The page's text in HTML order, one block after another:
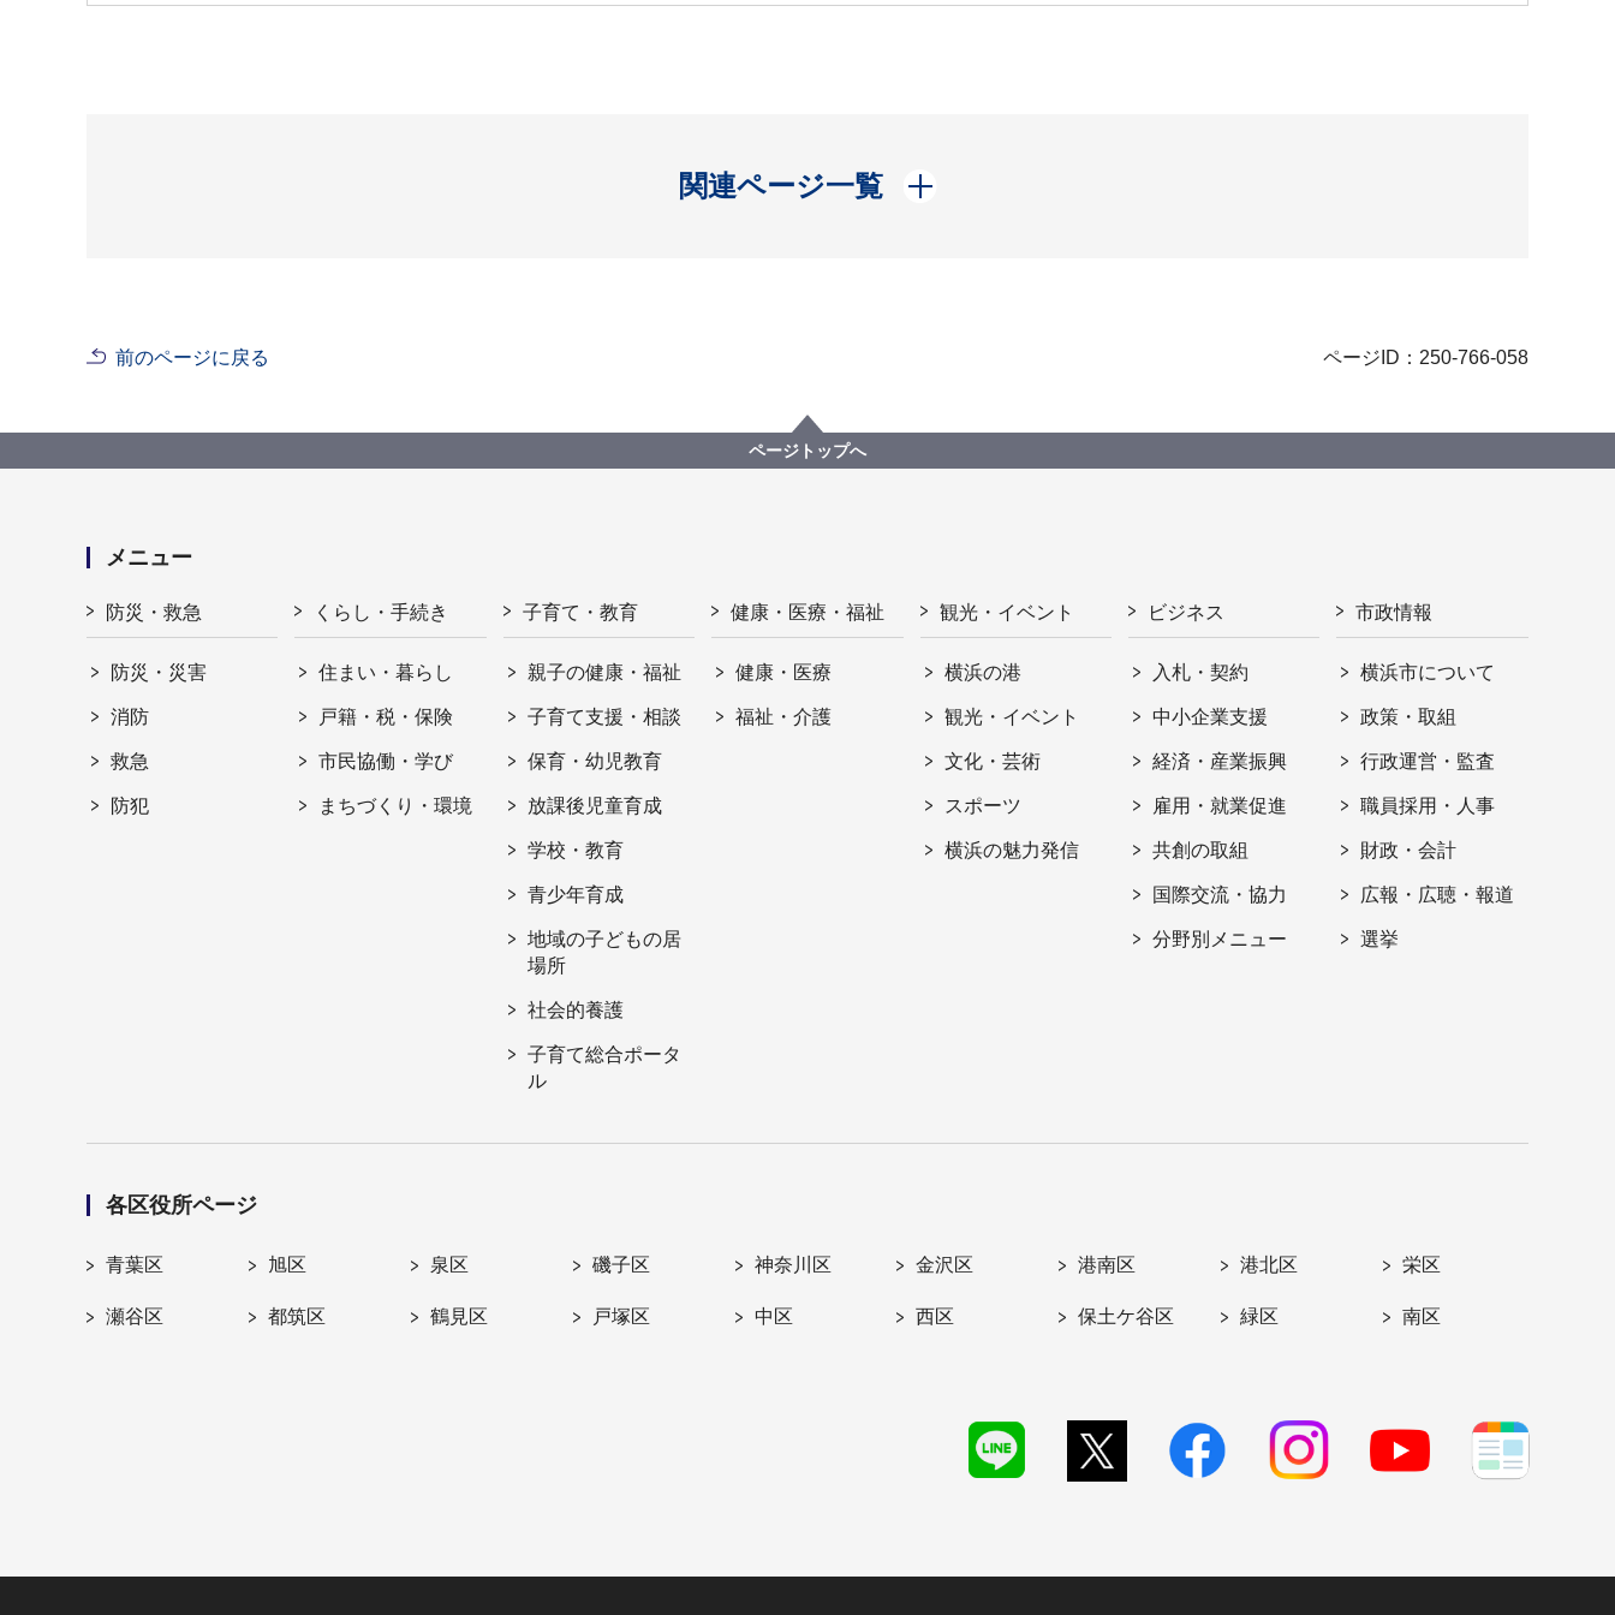
関連ページ一覧
開く
前のページに戻る ページID：250-766-058
ページトップへ
メニュー
防災・救急
防災・災害
消防
救急
防犯
くらし・手続き
住まい・暮らし
戸籍・税・保険
市民協働・学び
まちづくり・環境
子育て・教育
親子の健康・福祉
子育て支援・相談
保育・幼児教育
放課後児童育成
学校・教育
青少年育成
地域の子どもの居
場所
社会的養護
子育て総合ポータ
ル
健康・医療・福祉
健康・医療
福祉・介護
観光・イベント
横浜の港
観光・イベント
文化・芸術
スポーツ
横浜の魅力発信
ビジネス
入札・契約
中小企業支援
経済・産業振興
雇用・就業促進
共創の取組
国際交流・協力
分野別メニュー
市政情報
横浜市について
政策・取組
行政運営・監査
職員採用・人事
財政・会計
広報・広聴・報道
選挙
各区役所ページ
青葉区 旭区 泉区 磯子区 神奈川区 金沢区 港南区 港北区 栄区
瀬谷区 都筑区 鶴見区 戸塚区 中区 西区 保土ケ谷区 緑区 南区